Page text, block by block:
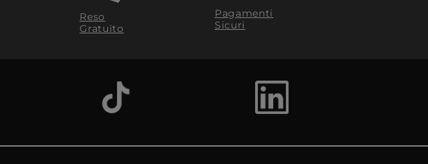
Reso
Gratuito
Pagamenti
Sicuri